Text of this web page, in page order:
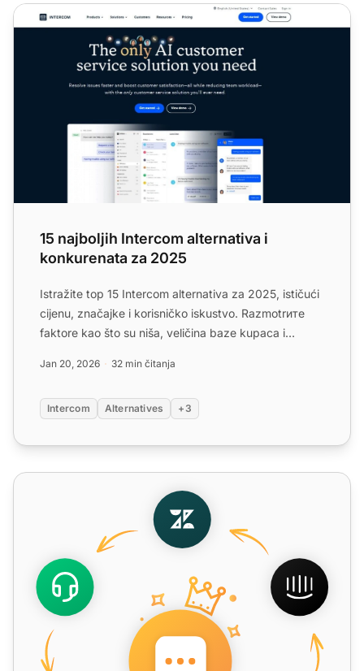
15 najboljih Intercom alternativa i konkurenata za 2025
15 najboljih Intercom alternativa i
konkurenata za 2025
Istražite top 15 Intercom alternativa za 2025, ističući
cijenu, značajke i korisničko iskustvo. Razmotrите
faktore kao što su niša, veličina baze kupaca i
Jan 20, 2026 32 min čitanja
Intercom Alternatives +3
Najbolja alternativa za Intercom - LiveAgent